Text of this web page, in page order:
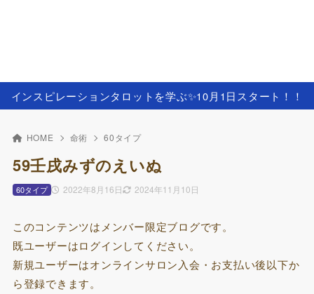
インスピレーションタロットを学ぶ✨️10月1日スタート！！
HOME 命術 60タイプ
59壬戌みずのえいぬ
2022年8月16日 2024年11月10日
60タイプ
このコンテンツはメンバー限定ブログです。
既ユーザーはログインしてください。
新規ユーザーはオンラインサロン入会・お支払い後以下か
ら登録できます。